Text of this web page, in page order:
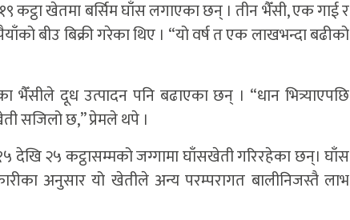
कट्ठा खेतमा बर्सिम घाँस लगाएका छन् । तीन भैँसी, एक गाई र
बीउ बिक्री गरेका थिए । “यो वर्ष त एक लाखभन्दा बढीको
भैँसीले दूध उत्पादन पनि बढाएका छन् । “धान भित्र्याएपछि
सजिलो छ,” प्रेमले थपे ।
देखि २५ कट्ठासम्मको जग्गामा घाँसखेती गरिरहेका छन्। घाँस
अनुसार यो खेतीले अन्य परम्परागत बालीनिजस्तै लाभ